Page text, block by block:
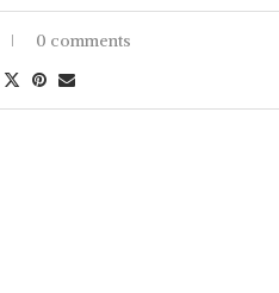
0 comments